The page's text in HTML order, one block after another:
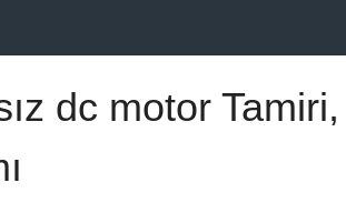
dc motor Tamiri,